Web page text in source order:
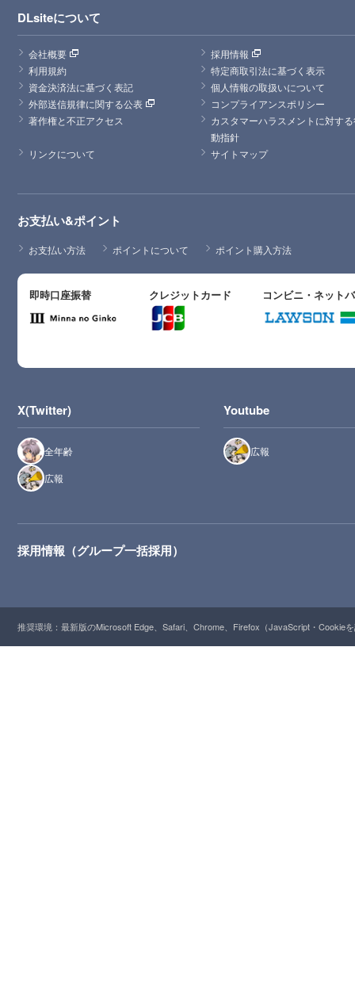
DLsiteについて
会社概要
採用情報
利用規約
特定商取引法に基づく表示
資金決済法に基づく表記
個人情報の取扱いについて
外部送信規律に関する公表
コンプライアンスポリシー
著作権と不正アクセス
カスタマーハラスメントに対す
動指針
リンクについて
サイトマップ
お支払い&ポイント
お支払い方法 ポイントについて ポイント購入方法
即時口座振替 クレジットカード コンビニ・ネット
X(Twitter)
全年齢
広報
Youtube
広報
採用情報（グループ一括採用）
推奨環境：最新版のMicrosoft Edge、Safari、Chrome、Firefox（JavaScript・Cookie